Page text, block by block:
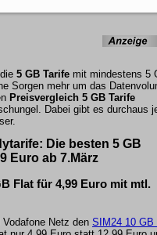
5 GB Tarife mit mindestens 5
Sorgen mehr um das
Preisvergleich 5 GB Tarife
Dabei gibt es durchaus
: Die besten 5 GB
Euro ab 7.März
Flat für 4,99 Euro mit mtl.
Netz den SIM24 10 GB